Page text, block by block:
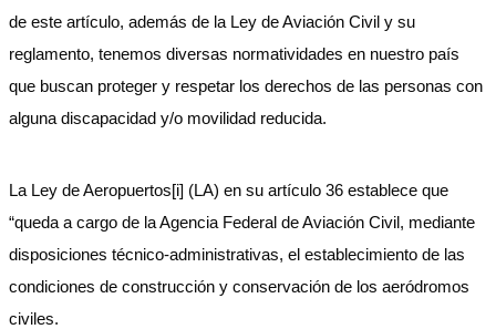
de este artículo, además de la Ley de Aviación Civil y su
reglamento, tenemos diversas normatividades en nuestro país
que buscan proteger y respetar los derechos de las personas con
alguna discapacidad y/o movilidad reducida.
La Ley de Aeropuertos[i] (LA) en su artículo 36 establece que
“queda a cargo de la Agencia Federal de Aviación Civil, mediante
disposiciones técnico-administrativas, el establecimiento de las
condiciones de construcción y conservación de los aeródromos
civiles.